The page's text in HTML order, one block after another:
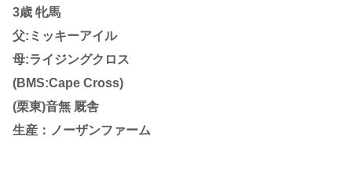
3歳 牝馬
父:ミッキーアイル
母:ライジングクロス
(BMS:Cape Cross)
(栗東)音無 厩舎
生産：ノーザンファーム